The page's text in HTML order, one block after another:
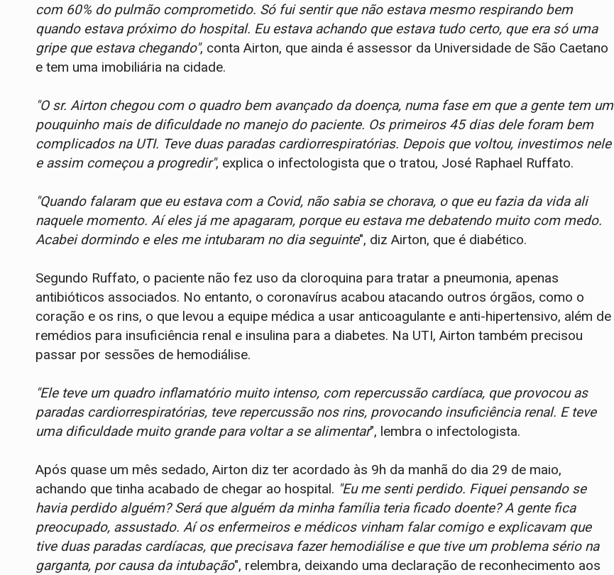
com 60% do pulmão comprometido. Só fui sentir que não estava mesmo respirando bem
quando estava próximo do hospital. Eu estava achando que estava tudo certo, que era só uma
gripe que estava chegando", conta Airton, que ainda é assessor da Universidade de São Caetano
e tem uma imobiliária na cidade.
"O sr. Airton chegou com o quadro bem avançado da doença, numa fase em que a gente tem um
pouquinho mais de dificuldade no manejo do paciente. Os primeiros 45 dias dele foram bem
complicados na UTI. Teve duas paradas cardiorrespiratórias. Depois que voltou, investimos nele
e assim começou a progredir", explica o infectologista que o tratou, José Raphael Ruffato.
"Quando falaram que eu estava com a Covid, não sabia se chorava, o que eu fazia da vida ali
naquele momento. Aí eles já me apagaram, porque eu estava me debatendo muito com medo.
Acabei dormindo e eles me intubaram no dia seguinte", diz Airton, que é diabético.
Segundo Ruffato, o paciente não fez uso da cloroquina para tratar a pneumonia, apenas
antibióticos associados. No entanto, o coronavírus acabou atacando outros órgãos, como o
coração e os rins, o que levou a equipe médica a usar anticoagulante e anti-hipertensivo, além de
remédios para insuficiência renal e insulina para a diabetes. Na UTI, Airton também precisou
passar por sessões de hemodiálise.
"Ele teve um quadro inflamatório muito intenso, com repercussão cardíaca, que provocou as
paradas cardiorrespiratórias, teve repercussão nos rins, provocando insuficiência renal. E teve
uma dificuldade muito grande para voltar a se alimentar", lembra o infectologista.
Após quase um mês sedado, Airton diz ter acordado às 9h da manhã do dia 29 de maio,
achando que tinha acabado de chegar ao hospital. "Eu me senti perdido. Fiquei pensando se
havia perdido alguém? Será que alguém da minha família teria ficado doente? A gente fica
preocupado, assustado. Aí os enfermeiros e médicos vinham falar comigo e explicavam que
tive duas paradas cardíacas, que precisava fazer hemodiálise e que tive um problema sério na
garganta, por causa da intubação", relembra, deixando uma declaração de reconhecimento aos